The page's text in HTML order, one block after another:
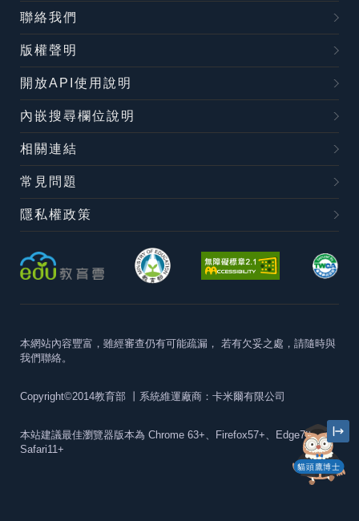
貓頭鷹博士
聯絡我們
版權聲明
開放API使用說明
內嵌搜尋欄位說明
相關連結
常見問題
隱私權政策
本網站內容豐富，雖經審查仍有可能疏漏， 若有欠妥之處，請隨時與
我們聯絡。
Copyright©2014教育部 丨系統維運廠商：卡米爾有限公司
本站建議最佳瀏覽器版本為 Chrome 63+、Firefox57+、Edge79+及
Safari11+